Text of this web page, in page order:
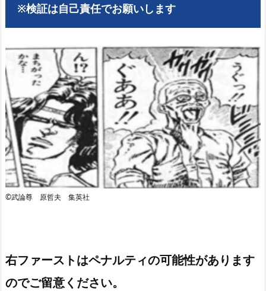
※検証は自己責任でお願いします
©武論尊 原哲夫 集英社
右ファーストはペナルティの可能性があります
のでご留意ください。